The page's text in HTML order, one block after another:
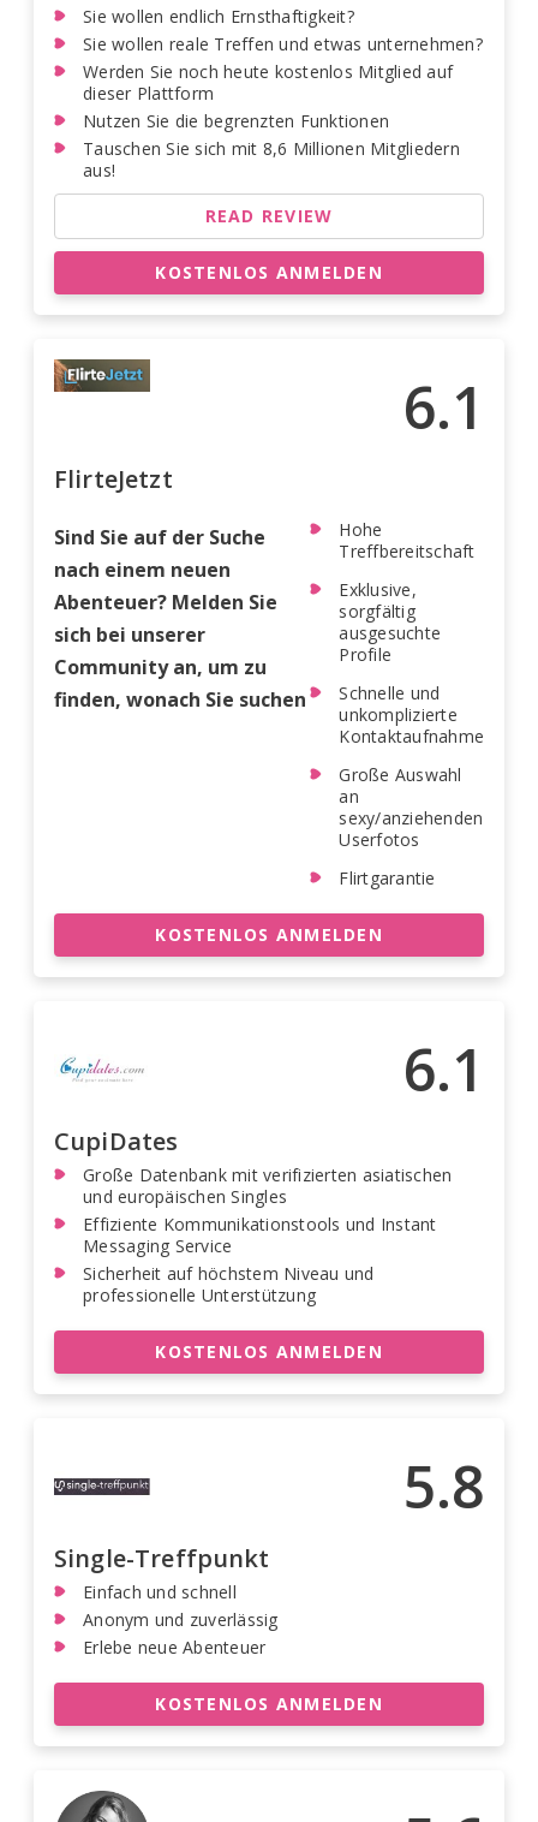
Sie wollen endlich Ernsthaftigkeit?
Sie wollen reale Treffen und etwas unternehmen?
Werden Sie noch heute kostenlos Mitglied auf
dieser Plattform
Nutzen Sie die begrenzten Funktionen
Tauschen Sie sich mit 8,6 Millionen Mitgliedern
aus!
READ REVIEW
KOSTENLOS ANMELDEN
6.1
FlirteJetzt
Sind Sie auf der Suche
nach einem neuen
Abenteuer? Melden Sie
sich bei unserer
Community an, um zu
finden, wonach Sie suchen
Hohe
Treffbereitschaft
Exklusive,
sorgfältig
ausgesuchte
Profile
Schnelle und
unkomplizierte
Kontaktaufnahme
Große Auswahl
an
sexy/anziehenden
Userfotos
Flirtgarantie
KOSTENLOS ANMELDEN
6.1
CupiDates
Große Datenbank mit verifizierten asiatischen
und europäischen Singles
Effiziente Kommunikationstools und Instant
Messaging Service
Sicherheit auf höchstem Niveau und
professionelle Unterstützung
KOSTENLOS ANMELDEN
5.8
Single-Treffpunkt
Einfach und schnell
Anonym und zuverlässig
Erlebe neue Abenteuer
KOSTENLOS ANMELDEN